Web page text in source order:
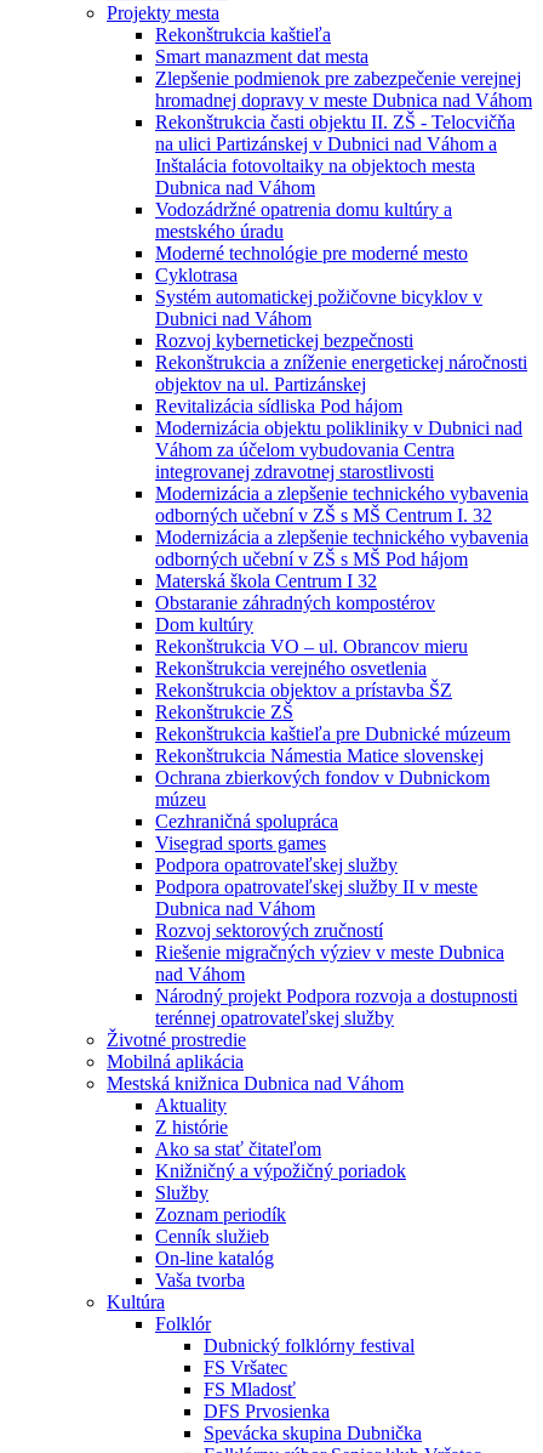
Projekty mesta
Rekonštrukcia kaštieľa
Smart manazment dat mesta
Zlepšenie podmienok pre zabezpečenie verejnej
hromadnej dopravy v meste Dubnica nad Váhom
Rekonštrukcia časti objektu II. ZŠ - Telocvičňa
na ulici Partizánskej v Dubnici nad Váhom a
Inštalácia fotovoltaiky na objektoch mesta
Dubnica nad Váhom
Vodozádržné opatrenia domu kultúry a
mestského úradu
Moderné technológie pre moderné mesto
Cyklotrasa
Systém automatickej požičovne bicyklov v
Dubnici nad Váhom
Rozvoj kybernetickej bezpečnosti
Rekonštrukcia a zníženie energetickej náročnosti
objektov na ul. Partizánskej
Revitalizácia sídliska Pod hájom
Modernizácia objektu polikliniky v Dubnici nad
Váhom za účelom vybudovania Centra
integrovanej zdravotnej starostlivosti
Modernizácia a zlepšenie technického vybavenia
odborných učební v ZŠ s MŠ Centrum I. 32
Modernizácia a zlepšenie technického vybavenia
odborných učební v ZŠ s MŠ Pod hájom
Materská škola Centrum I 32
Obstaranie záhradných kompostérov
Dom kultúry
Rekonštrukcia VO – ul. Obrancov mieru
Rekonštrukcia verejného osvetlenia
Rekonštrukcia objektov a prístavba ŠZ
Rekonštrukcie ZŠ
Rekonštrukcia kaštieľa pre Dubnické múzeum
Rekonštrukcia Námestia Matice slovenskej
Ochrana zbierkových fondov v Dubnickom
múzeu
Cezhraničná spolupráca
Visegrad sports games
Podpora opatrovateľskej služby
Podpora opatrovateľskej služby II v meste
Dubnica nad Váhom
Rozvoj sektorových zručností
Riešenie migračných výziev v meste Dubnica
nad Váhom
Národný projekt Podpora rozvoja a dostupnosti
terénnej opatrovateľskej služby
Životné prostredie
Mobilná aplikácia
Mestská knižnica Dubnica nad Váhom
Aktuality
Z histórie
Ako sa stať čitateľom
Knižničný a výpožičný poriadok
Služby
Zoznam periodík
Cenník služieb
On-line katalóg
Vaša tvorba
Kultúra
Folklór
Dubnický folklórny festival
FS Vršatec
FS Mladosť
DFS Prvosienka
Spevácka skupina Dubnička